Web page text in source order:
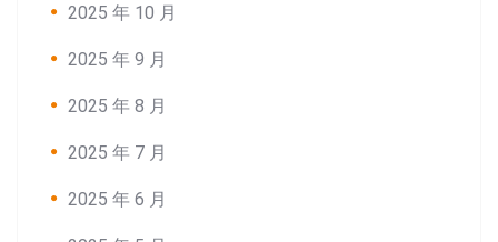
2025 年 10 月
2025 年 9 月
2025 年 8 月
2025 年 7 月
2025 年 6 月